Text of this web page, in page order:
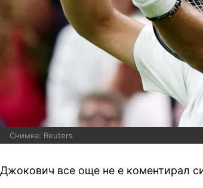
Снимка: Reuters
Джокович все още не е коментирал